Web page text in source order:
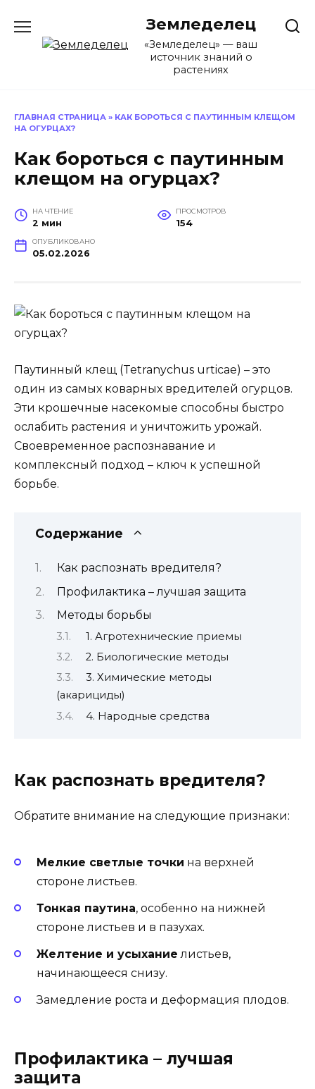
содержанию
Земледелец
«Земледелец» — ваш
источник знаний о
растениях
ГЛАВНАЯ СТРАНИЦА » КАК БОРОТЬСЯ С ПАУТИННЫМ КЛЕЩОМ
НА ОГУРЦАХ?
Как бороться с паутинным
клещом на огурцах?
НА ЧТЕНИЕ
2 мин
ПРОСМОТРОВ
154
ОПУБЛИКОВАНО
05.02.2026
Паутинный клещ (Tetranychus urticae) – это
один из самых коварных вредителей огурцов.
Эти крошечные насекомые способны быстро
ослабить растения и уничтожить урожай.
Своевременное распознавание и
комплексный подход – ключ к успешной
борьбе.
Содержание
Как распознать вредителя?
Профилактика – лучшая защита
Методы борьбы
1. Агротехнические приемы
2. Биологические методы
3. Химические методы
(акарициды)
4. Народные средства
Как распознать вредителя?
Обратите внимание на следующие признаки:
Мелкие светлые точки на верхней
стороне листьев.
Тонкая паутина, особенно на нижней
стороне листьев и в пазухах.
Желтение и усыхание листьев,
начинающееся снизу.
Замедление роста и деформация плодов.
Профилактика – лучшая
защита